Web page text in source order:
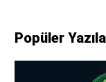
Popüler